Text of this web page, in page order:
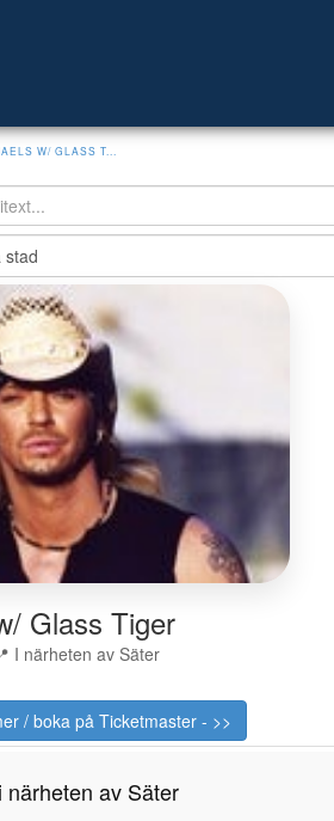
W/ GLASS T...
Glass Tiger
I närheten av Säter
/ boka på Ticketmaster - >>
av Säter